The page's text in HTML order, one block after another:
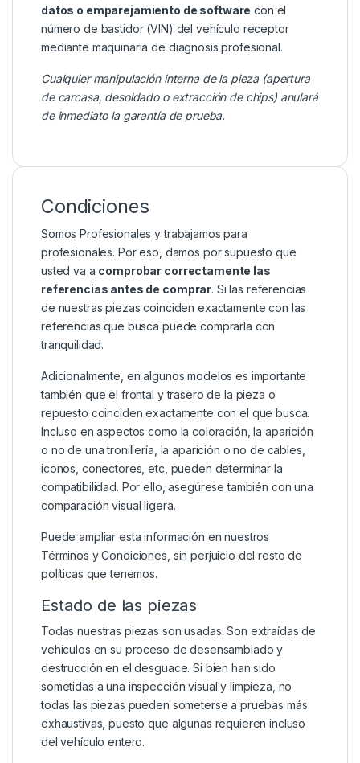
datos o emparejamiento de software con el
número de bastidor (VIN) del vehículo receptor
mediante maquinaria de diagnosis profesional.
Cualquier manipulación interna de la pieza (apertura
de carcasa, desoldado o extracción de chips) anulará
de inmediato la garantía de prueba.
Condiciones
Somos Profesionales y trabajamos para
profesionales. Por eso, damos por supuesto que
usted va a comprobar correctamente las
referencias antes de comprar. Si las referencias
de nuestras piezas coinciden exactamente con las
referencias que busca puede comprarla con
tranquilidad.
Adicionalmente, en algunos modelos es importante
también que el frontal y trasero de la pieza o
repuesto coinciden exactamente con el que busca.
Incluso en aspectos como la coloración, la aparición
o no de una tronillería, la aparición o no de cables,
iconos, conectores, etc, pueden determinar la
compatibilidad. Por ello, asegúrese también con una
comparación visual ligera.
Puede ampliar esta información en nuestros
Términos y Condiciones , sin perjuicio del resto de
políticas que tenemos.
Estado de las piezas
Todas nuestras piezas son usadas. Son extraídas de
vehículos en su proceso de desensamblado y
destrucción en el desguace. Si bien han sido
sometidas a una inspección visual y limpieza, no
todas las piezas pueden someterse a pruebas más
exhaustivas, puesto que algunas requieren incluso
del vehículo entero.